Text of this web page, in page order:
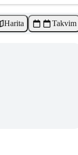
Harita Takvim